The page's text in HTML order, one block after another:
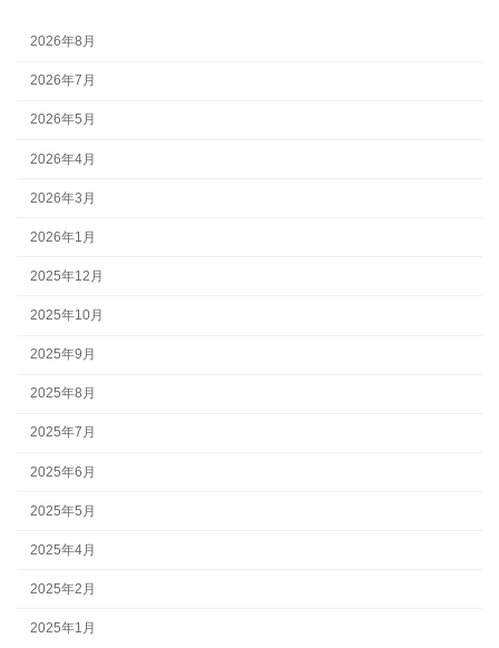
2026年8月
2026年7月
2026年5月
2026年4月
2026年3月
2026年1月
2025年12月
2025年10月
2025年9月
2025年8月
2025年7月
2025年6月
2025年5月
2025年4月
2025年2月
2025年1月